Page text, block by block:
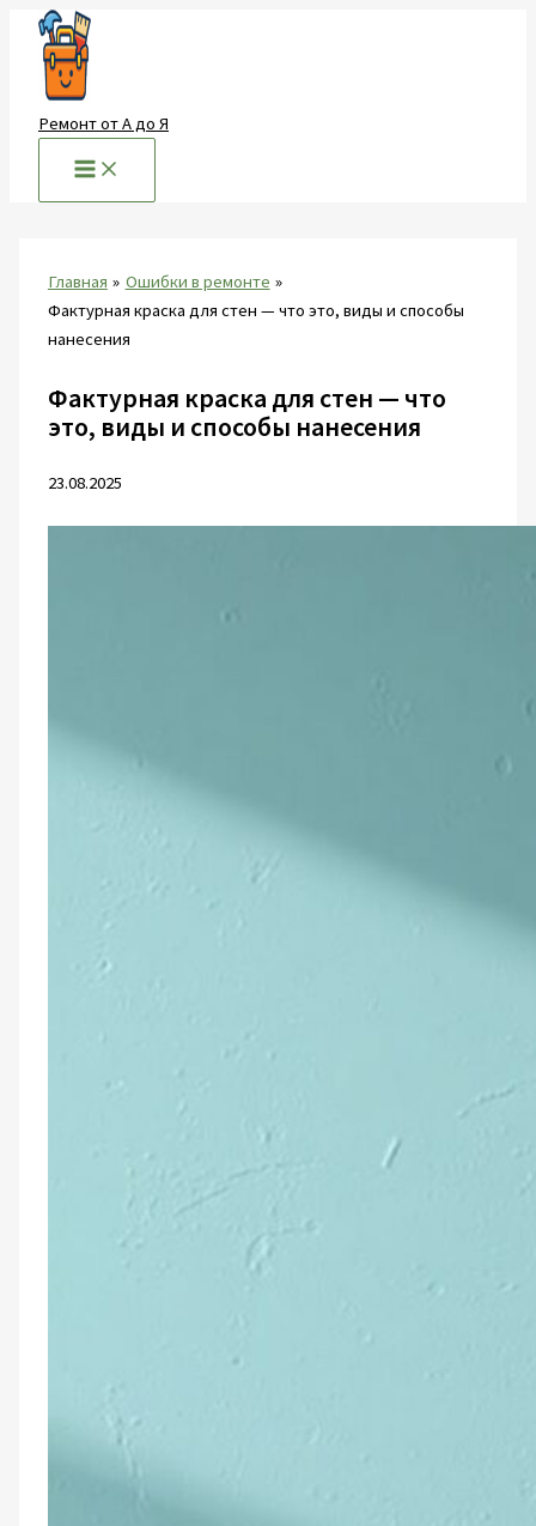
Перейти
содержимому
Ремонт от А до Я
Главная
Ошибки в ремонте
Фактурная краска для стен — что это, виды и способы
нанесения
Фактурная краска для стен — что
это, виды и способы нанесения
23.08.2025